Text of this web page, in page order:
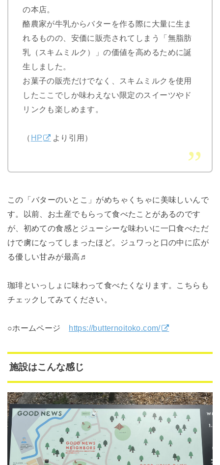
の本店。
酪農家が牛乳からバターを作る際に大量に生ま
れるものの、安価に販売されてしまう「無脂肪
乳（スキムミルク）」の価値を高めるために誕
生しました。
お菓子の販売だけでなく、スキムミルクを使用
したここでしか味わえない限定のスイーツやド
リンクも楽しめます。
（ HP より引用）
この「バターのいとこ」がめちゃくちゃに美味しいんで
す。以前、お土産でもらって食べたことがあるのです
が、初めての食感とジューシーな味わいに一口食べただ
けで虜になってしまったほど。ジュワっと口の中に広が
る優しい甘みが最高♬
珈琲といっしょに味わって食べたくなります。こちらも
チェックしてみてください。
○ホームページ https://butternoitoko.com/
施設はこんな感じ